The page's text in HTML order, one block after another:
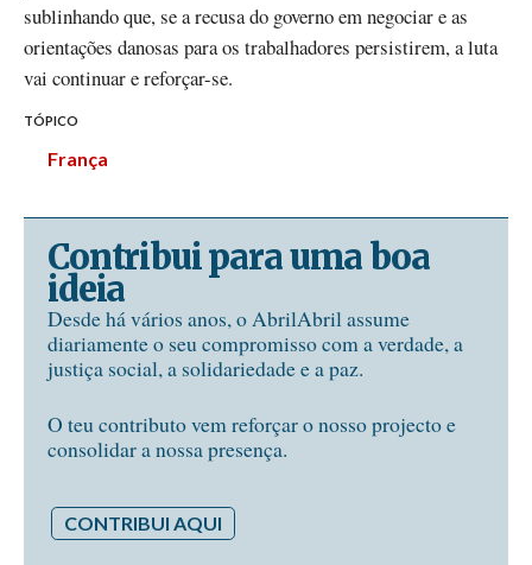
sublinhando que, se a recusa do governo em negociar e as
orientações danosas para os trabalhadores persistirem, a luta
vai continuar e reforçar-se.
TÓPICO
França
Contribui para uma boa
ideia
Desde há vários anos, o AbrilAbril assume
diariamente o seu compromisso com a verdade, a
justiça social, a solidariedade e a paz.
O teu contributo vem reforçar o nosso projecto e
consolidar a nossa presença.
CONTRIBUI AQUI